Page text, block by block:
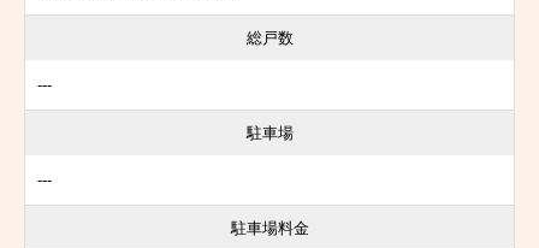
総戸数
---
駐車場
---
駐車場料金